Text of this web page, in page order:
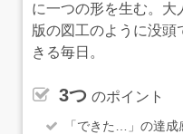
に一つの形を生む。大
版の図工のように没頭
きる毎日。
3つ のポイント
「できた…」の達